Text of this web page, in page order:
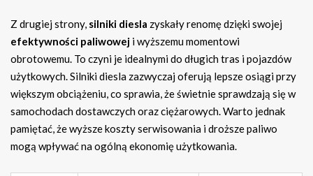
Z drugiej strony, silniki diesla zyskały renomę dzięki swojej
efektywności paliwowej i wyższemu momentowi
obrotowemu. To czyni je idealnymi do długich tras i pojazdów
użytkowych. Silniki diesla zazwyczaj oferują lepsze osiągi przy
większym obciążeniu, co sprawia, że świetnie sprawdzają się w
samochodach dostawczych oraz ciężarowych. Warto jednak
pamiętać, że wyższe koszty serwisowania i droższe paliwo
mogą wpływać na ogólną ekonomię użytkowania.